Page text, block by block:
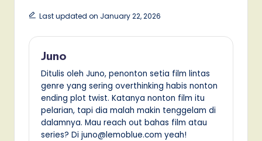
Last updated on January 22, 2026
Juno
Ditulis oleh Juno, penonton setia film lintas
genre yang sering overthinking habis nonton
ending plot twist. Katanya nonton film itu
pelarian, tapi dia malah makin tenggelam di
dalamnya. Mau reach out bahas film atau
series? Di juno@lemoblue.com yeah!